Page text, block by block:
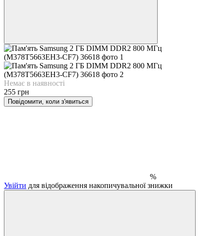
Немає в наявності
255 грн
Повідомити, коли з'явиться
%
Увійти для відображення накопичувальної знижки